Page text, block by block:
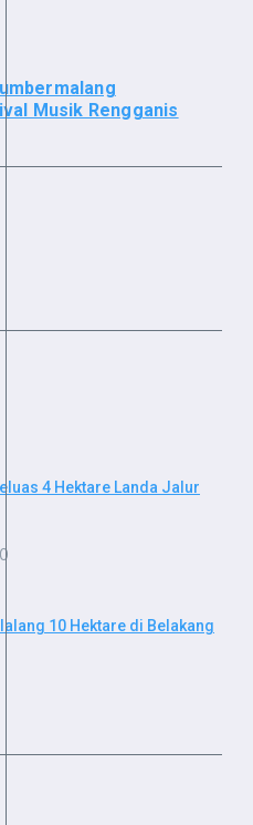
Musik Rengganis
4 Hektare Landa Jalur
10 Hektare di Belakang